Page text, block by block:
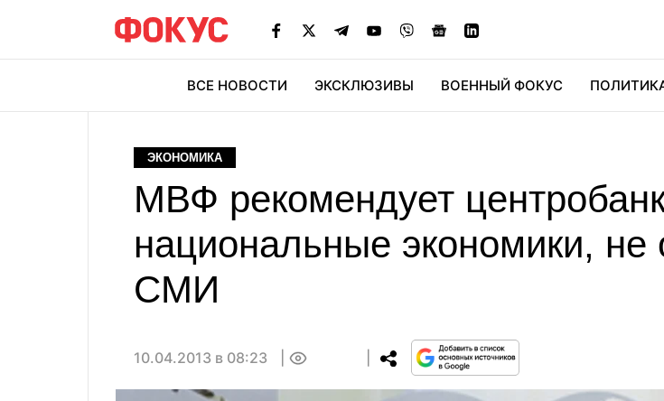
ВСЕ НОВОСТИ ЭКСКЛЮЗИВЫ ВОЕННЫЙ ФОКУС
ЭКОНОМИКА
МВФ рекомендует
национальные экономики,
СМИ
10.04.2013 в 08:23